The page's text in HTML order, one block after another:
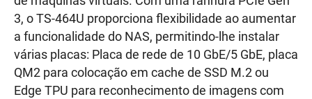
3, o TS-464U proporciona flexibilidade ao aumentar
a funcionalidade do NAS, permitindo-lhe instalar
várias placas: Placa de rede de 10 GbE/5 GbE, placa
QM2 para colocação em cache de SSD M.2 ou
Edge TPU para reconhecimento de imagens com